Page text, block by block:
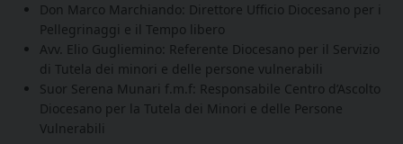
Don Marco Marchiando: Direttore Ufficio Diocesano per i
Pellegrinaggi e il Tempo libero
Avv. Elio Gugliemino: Referente Diocesano per il Servizio
di Tutela dei minori e delle persone vulnerabili
Suor Serena Munari f.m.f: Responsabile Centro d’Ascolto
Diocesano per la Tutela dei Minori e delle Persone
Vulnerabili